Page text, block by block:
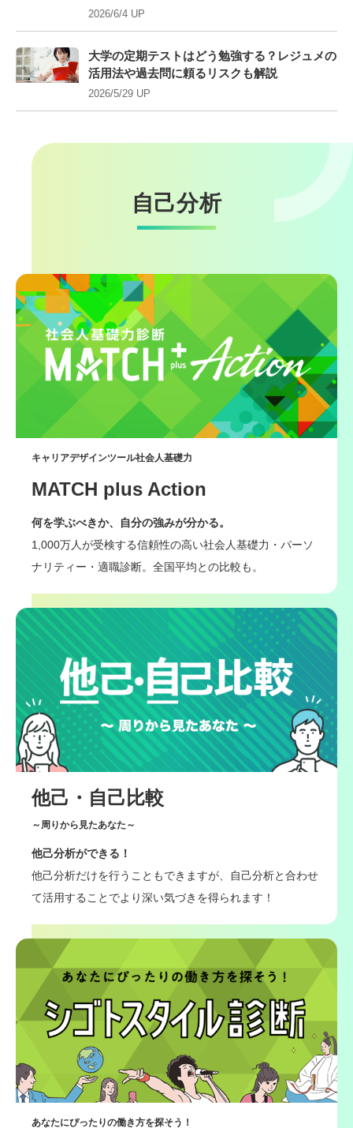
2026/6/4 UP
大学の定期テストはどう勉強する？レジュメの
活用法や過去問に頼るリスクも解説
2026/5/29 UP
自己分析
キャリアデザインツール社会人基礎力
MATCH plus Action
何を学ぶべきか、自分の強みが分かる。
1,000万人が受検する信頼性の高い社会人基礎力・パーソ
ナリティー・適職診断。全国平均との比較も。
他己・自己比較
～周りから見たあなた～
他己分析ができる！
他己分析だけを行うこともできますが、自己分析と合わせ
て活用することでより深い気づきを得られます！
あなたにぴったりの働き方を探そう！